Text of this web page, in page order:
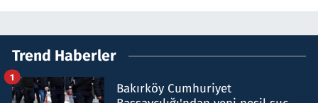
Trend Haberler
Bakırköy Cumhuriyet
1